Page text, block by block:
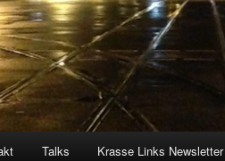
Talks Krasse Links Newsletter